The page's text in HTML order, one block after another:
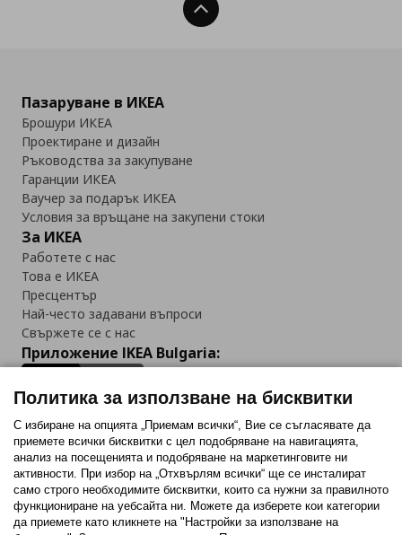
Нагоре
Пазаруване в ИКЕА
Брошури ИКЕА
Проектиране и дизайн
Ръководства за закупуване
Гаранции ИКЕА
Ваучер за подарък ИКЕА
Условия за връщане на закупени стоки
За ИКЕА
Работете с нас
Това е ИКЕА
Пресцентър
Най-често задавани въпроси
Свържете се с нас
Приложение IKEA Bulgaria:
Последвайте ни:
FacebookTwitterYoutubePinterestInstagram
Политика за използване на бисквитки
С избиране на опцията „Приемам всички“, Вие се съгласявате да
приемете всички бисквитки с цел подобряване на навигацията,
анализ на посещенията и подобряване на маркетинговите ни
активности. При избор на „Отхвърлям всички“ ще се инсталират
само строго необходимитe бисквитки, които са нужни за правилното
функциониране на уебсайта ни. Можете да изберете кои категории
да приемете като кликнете на "Настройки за използване на